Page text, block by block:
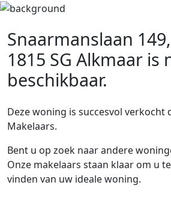
Snaarmanslaan 149,
1815 SG Alkmaar is
beschikbaar.
Deze woning is succesvol verkocht
Makelaars.
Bent u op zoek naar andere
Onze makelaars staan klaar om u
vinden van uw ideale woning.